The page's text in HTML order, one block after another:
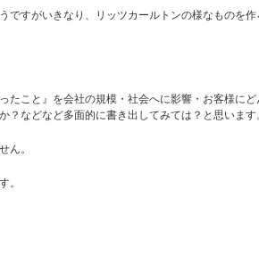
ですがいきなり、リッツカールトンの様なものを作
たこと』を会社の規模・社会へに影響・お客様にど
？などなど多面的に書き出してみては？と思います
ん。
。